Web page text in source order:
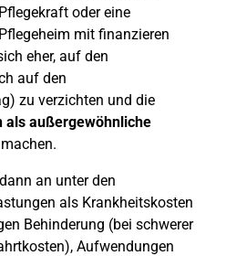
oder eine
mit finanzieren
eher, auf den
auf den
zu verzichten und die
als außergewöhnliche
an unter den
als Krankheitskosten
Behinderung (bei schwerer
Aufwendungen